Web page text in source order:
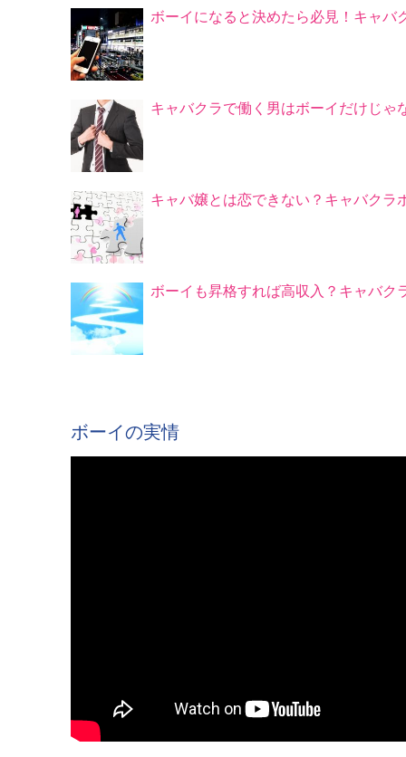
ボーイになると決めたら必見！キャバ
キャバクラで働く男はボーイだけじゃ
キャバ嬢とは恋できない？キャバクラ
ボーイも昇格すれば高収入？キャバク
ボーイの実情